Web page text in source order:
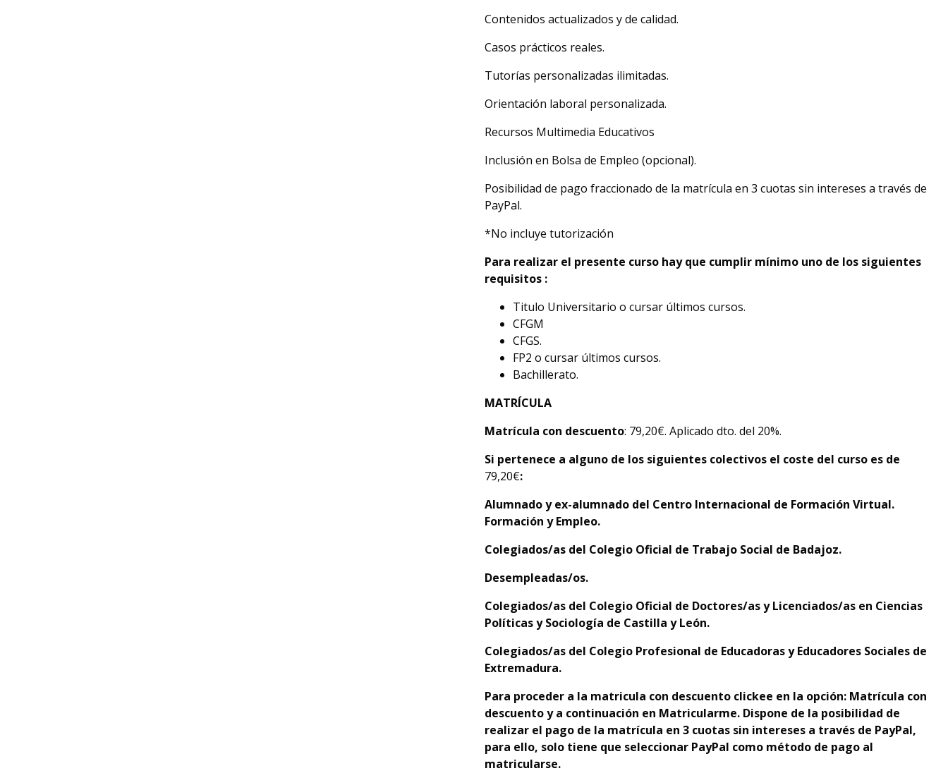
Contenidos actualizados y de calidad.
Casos prácticos reales.
Tutorías personalizadas ilimitadas.
Orientación laboral personalizada.
Recursos Multimedia Educativos
Inclusión en Bolsa de Empleo (opcional).
Posibilidad de pago fraccionado de la matrícula en 3 cuotas sin intereses a través de
PayPal.
*No incluye tutorización
Para realizar el presente curso hay que cumplir mínimo uno de los siguientes
requisitos :
Titulo Universitario o cursar últimos cursos.
CFGM
CFGS.
FP2 o cursar últimos cursos.
Bachillerato.
MATRÍCULA
Matrícula con descuento: 79,20€. Aplicado dto. del 20%.
Si pertenece a alguno de los siguientes colectivos el coste del curso es de
79,20€:
Alumnado y ex-alumnado del Centro Internacional de Formación Virtual.
Formación y Empleo.
Colegiados/as del Colegio Oficial de Trabajo Social de Badajoz.
Desempleadas/os.
Colegiados/as del Colegio Oficial de Doctores/as y Licenciados/as en Ciencias
Políticas y Sociología de Castilla y León.
Colegiados/as del Colegio Profesional de Educadoras y Educadores Sociales de
Extremadura.
Para proceder a la matricula con descuento clickee en la opción: Matrícula con
descuento y a continuación en Matricularme. Dispone de la posibilidad de
realizar el pago de la matrícula en 3 cuotas sin intereses a través de PayPal,
para ello, solo tiene que seleccionar PayPal como método de pago al
matricularse.